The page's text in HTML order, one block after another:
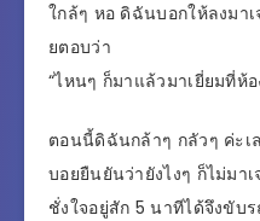
ใกล้ๆ หอ ดิฉันบอกให้ลงมา
ยตอบว่า
“ไหนๆ ก็มาแล้วมาเยี่ยมที่ห้
ตอนนี้ดิฉันกล้าๆ กลัวๆ ค่ะ
บอยยืนยันว่ายังไงๆ ก็ไม่มา
ชั่งใจอยู่สัก 5 นาทีได้จึงขับ